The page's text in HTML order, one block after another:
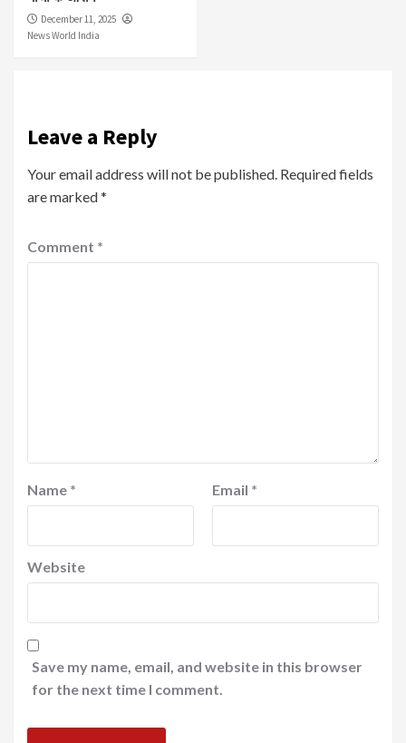
December 11, 2025
News World India
Leave a Reply
Your email address will not be published. Required fields
are marked*
Comment *
Name * Email *
Website
Save my name, email, and website in this browser
for the next time I comment.